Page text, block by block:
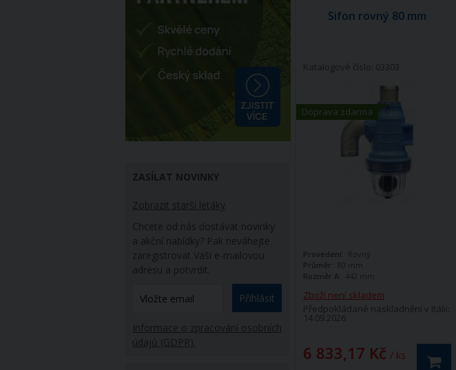
Sifon rovný 80 mm
Doprava zdarma
Katalogové číslo: 03303
Zboží není skladem
Předpokládané naskladnění v Itálii:
14.09.2026
6 833,17 Kč / ks
Provedení: Rovný
Průměr:
80 mm
Rozměr A:
442 mm
ZASÍLAT NOVINKY
Zobrazit starší letáky
Chcete od nás dostávat novinky
a akční nabídky? Pak neváhejte
zaregistrovat Vaši e-mailovou
adresu a potvrdit.
Přihlásit
Informace o zpracování osobních
údajů (GDPR).